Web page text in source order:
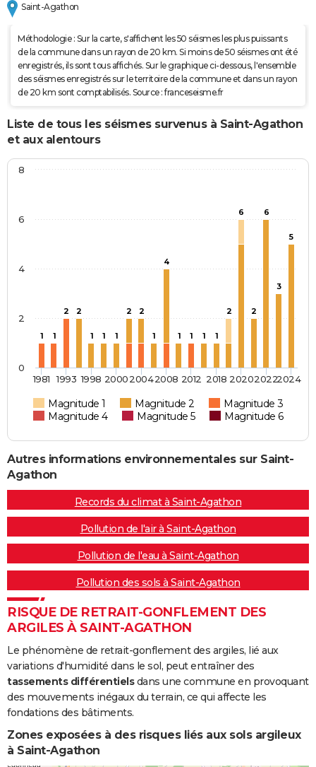
Saint-Agathon
Méthodologie : Sur la carte, s'affichent les 50 séismes les plus puissants
de la commune dans un rayon de 20 km. Si moins de 50 séismes ont été
enregistrés, ils sont tous affichés. Sur le graphique ci-dessous, l'ensemble
des séismes enregistrés sur le territoire de la commune et dans un rayon
de 20 km sont comptabilisés. Source : franceseisme.fr
Liste de tous les séismes survenus à Saint-Agathon
et aux alentours
1 1
2 2
1 1 1
2 2
1
4
1 1 1 1
2
6
2
6
3
5
Magnitude 1 Magnitude 2
Magnitude 3
Magnitude 4
Magnitude 5 Magnitude 6
1981 1993 1998 200020042008 2012 2018 202020222024
0
2
4
6
8
Autres informations environnementales sur Saint-
Agathon
Records du climat à Saint-Agathon
Pollution de l'air à Saint-Agathon
Pollution de l'eau à Saint-Agathon
Pollution des sols à Saint-Agathon
RISQUE DE RETRAIT-GONFLEMENT DES
ARGILES À SAINT-AGATHON
Le phénomène de retrait-gonflement des argiles, lié aux
variations d'humidité dans le sol, peut entraîner des
tassements différentielsdans une commune en provoquant
des mouvements inégaux du terrain, ce qui affecte les
fondations des bâtiments.
Zones exposées à des risques liés aux sols argileux
à Saint-Agathon